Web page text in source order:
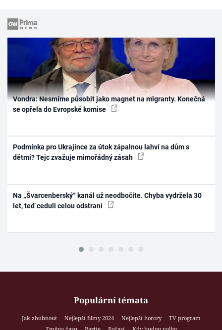
Vondra: Nesmíme působit jako magnet na migranty. Konečná
se opřela do Evropské komise
Podmínka pro Ukrajince za útok zápalnou lahví na dům s
dětmi? Tejc zvažuje mimořádný zásah
Na „Švarcenberský“ kanál už neodbočíte. Chyba vydržela 30
let, teď ceduli celou odstraní
Populární témata
Jak zhubnout Nejlepší filmy 2024 Nejlepší horory
TV program